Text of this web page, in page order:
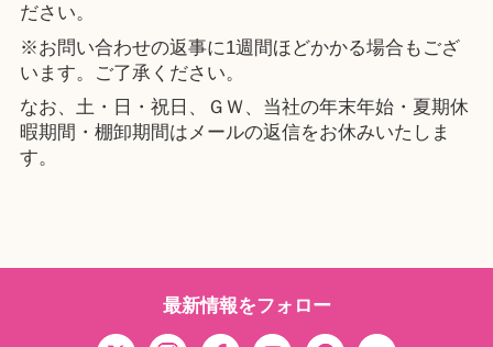
ださい。
※お問い合わせの返事に1週間ほどかかる場合もござ
います。ご了承ください。
なお、土・日・祝日、ＧＷ、当社の年末年始・夏期休
暇期間・棚卸期間はメールの返信をお休みいたしま
す。
最新情報をフォロー